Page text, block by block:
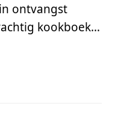
ontvangst
kookboek…